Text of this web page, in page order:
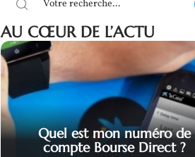
AU CŒUR DE L’ACTU
Quel est mon numéro de
compte Bourse Direct ?